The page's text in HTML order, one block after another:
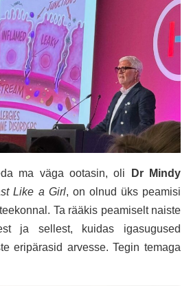
ma väga ootasin, oli
Dr Mindy
Like a Girl, on olnud üks peamisi
Ta rääkis peamiselt naiste
ja sellest, kuidas igasugused
eripärasid arvesse. Tegin temaga